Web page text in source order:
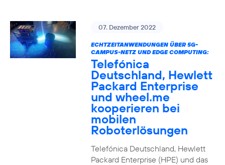
07. Dezember 2022
ECHTZEITANWENDUNGEN ÜBER 5G-
CAMPUS-NETZ UND EDGE COMPUTING:
Telefónica
Deutschland, Hewlett
Packard Enterprise
und wheel.me
kooperieren bei
mobilen
Roboterlösungen
Telefónica Deutschland, Hewlett
Packard Enterprise (HPE) und das